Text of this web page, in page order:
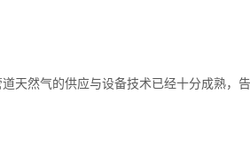
天然气的供应与设备技术已经十分成熟，